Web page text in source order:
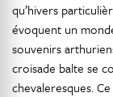
qu’hivers
évoquent un
souvenirs
croisade balte se
chevaleresques.